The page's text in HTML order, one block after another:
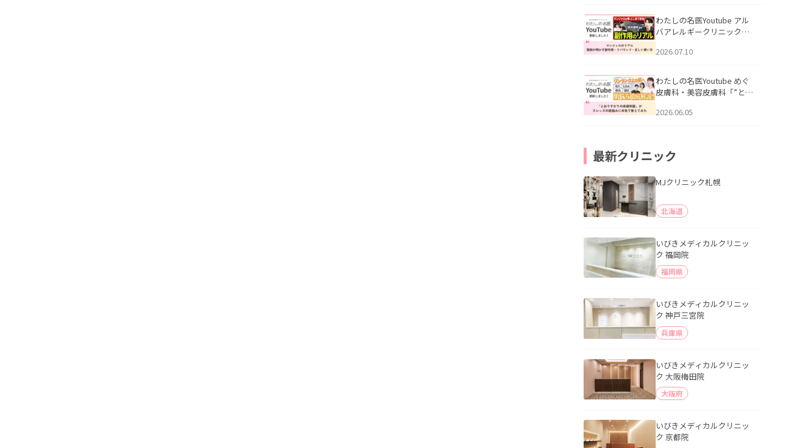
説」を公開いたしました。
わたしの名医Youtube アル
バアレルギークリニック札
医師が明かす副作用・リバ
公開いたしました。
2026.07.10
わたしの名医Youtube めぐ
皮膚科・美容皮膚科「”とお
ッズの肌悩みに本気で答え
2026.06.05
最新クリニック
MJクリニック札幌
北海道
いびきメディカルクリニッ
ク 福岡院
福岡県
いびきメディカルクリニッ
ク 神戸三宮院
兵庫県
いびきメディカルクリニッ
ク 大阪梅田院
大阪府
いびきメディカルクリニッ
ク 京都院